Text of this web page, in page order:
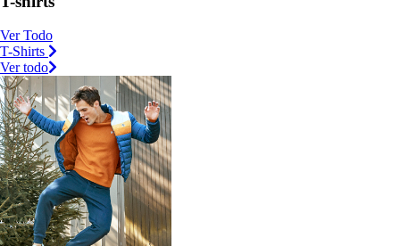
Ver Todo
T-Shirts
Ver todo